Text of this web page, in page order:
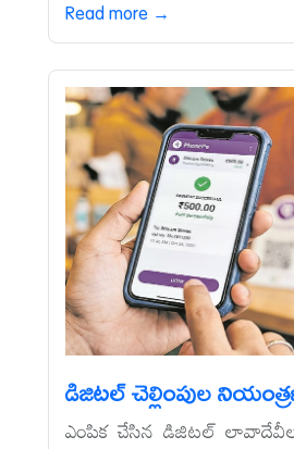
Read more →
డిజిటల్‌ చెల్లింపుల
ఎంపిక చేసిన డిజిటల్‌